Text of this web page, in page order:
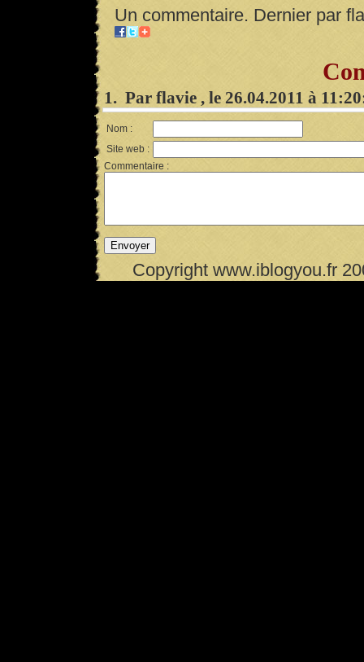
Un commentaire. Dernier par
1. Par flavie , le 26.04.2011 à
Nom :
Site web :
Commentaire :
Copyright www.iblogyou.fr